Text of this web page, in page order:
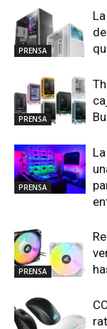
PRENSA
PRENSA
PRENSA
PRENSA